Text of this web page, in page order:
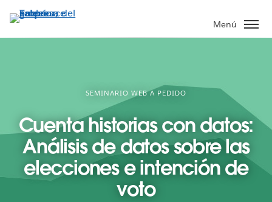
contenido
Menú
SEMINARIO WEB A PEDIDO
Cuenta historias con datos:
Análisis de datos sobre las
elecciones e intención de
voto